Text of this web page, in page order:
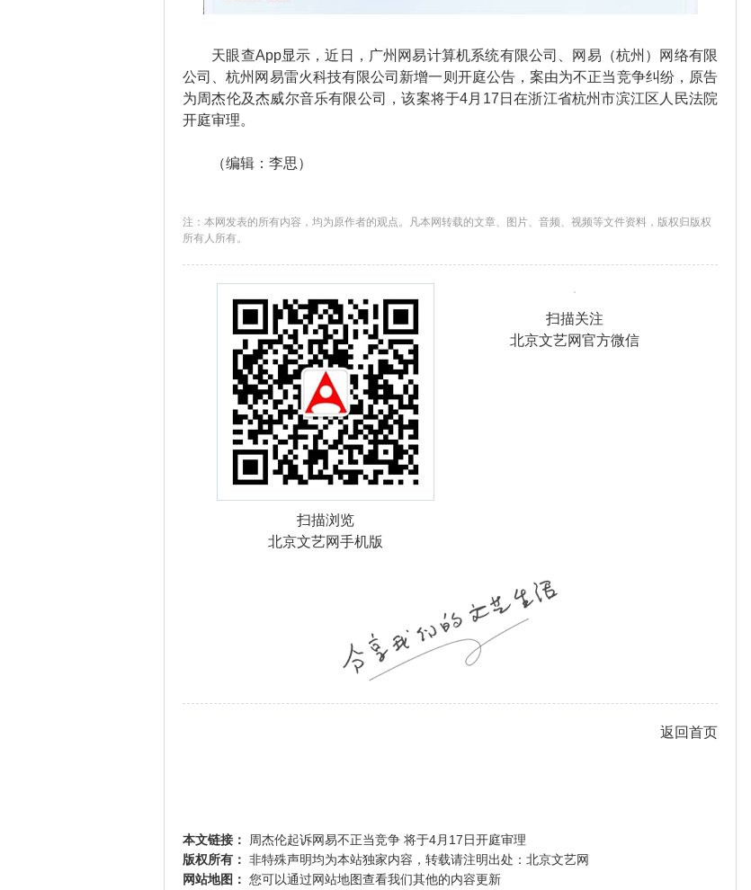
天眼查App显示，近日，广州网易计算机系统有限公司、网易（杭州）网络有限
公司、杭州网易雷火科技有限公司新增一则开庭公告，案由为不正当竞争纠纷，原告
为周杰伦及杰威尔音乐有限公司，该案将于4月17日在浙江省杭州市滨江区人民法院
开庭审理。
（编辑：李思）
注：本网发表的所有内容，均为原作者的观点。凡本网转载的文章、图片、音频、视频等文件资料，版权归版权
所有人所有。
扫描浏览
北京文艺网手机版
扫描关注
北京文艺网官方微信
返回首页
本文链接：
周杰伦起诉网易不正当竞争 将于4月17日开庭审理
版权所有： 非特殊声明均为本站独家内容，转载请注明出处： 北京文艺网
网站地图： 您可以通过网站地图查看我们其他的内容更新